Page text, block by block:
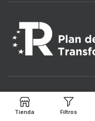
Tienda Filtros